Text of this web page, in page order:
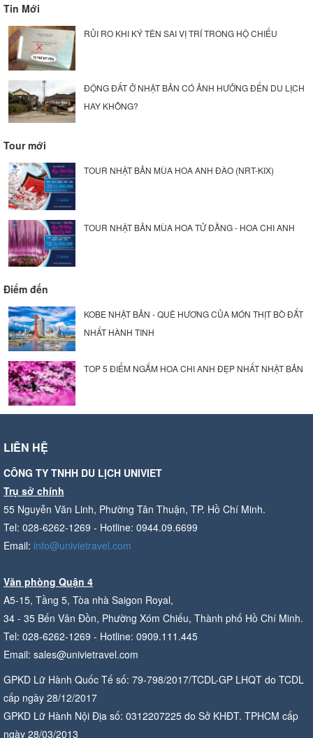
Tin Mới
RỦI RO KHI KÝ TÊN SAI VỊ TRÍ TRONG HỘ CHIẾU
ĐỘNG ĐẤT Ở NHẬT BẢN CÓ ẢNH HƯỞNG ĐẾN DU LỊCH
HAY KHÔNG?
Tour mới
TOUR NHẬT BẢN MÙA HOA ANH ĐÀO (NRT-KIX)
TOUR NHẬT BẢN MÙA HOA TỬ ĐẰNG - HOA CHI ANH
Điểm đến
KOBE NHẬT BẢN - QUÊ HƯƠNG CỦA MÓN THỊT BÒ ĐẮT
NHẤT HÀNH TINH
TOP 5 ĐIỂM NGẮM HOA CHI ANH ĐẸP NHẤT NHẬT BẢN
LIÊN HỆ
CÔNG TY TNHH DU LỊCH UNIVIET
Trụ sở chính
55 Nguyễn Văn Linh, Phường Tân Thuận, TP. Hồ Chí Minh.
Tel: 028-6262-1269 - Hotline: 0944.09.6699
Email: info@univietravel.com
Văn phòng Quận 4
A5-15, Tầng 5, Tòa nhà Saigon Royal,
34 - 35 Bến Vân Đồn, Phường Xóm Chiếu, Thành phố Hồ Chí Minh.
Tel: 028-6262-1269 - Hotline: 0909.111.445
Email: sales@univietravel.com
GPKD Lữ Hành Quốc Tế số: 79-798/2017/TCDL-GP LHQT do TCDL
cấp ngày 28/12/2017
GPKD Lữ Hành Nội Địa số: 0312207225 do Sở KHĐT. TPHCM cấp
ngày 28/03/2013